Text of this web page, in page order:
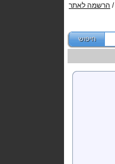
/ הרשמה לאתר